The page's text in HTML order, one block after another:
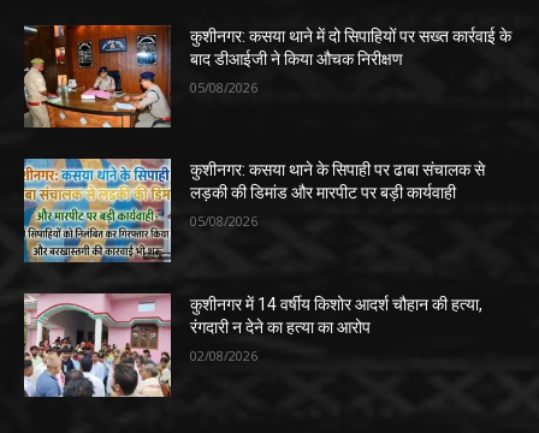
कुशीनगर: कसया थाने में दो सिपाहियों पर सख्त कार्रवाई के
बाद डीआईजी ने किया औचक निरीक्षण
05/08/2026
कुशीनगर: कसया थाने के सिपाही पर ढाबा संचालक से
लड़की की डिमांड और मारपीट पर बड़ी कार्यवाही
05/08/2026
कुशीनगर में 14 वर्षीय किशोर आदर्श चौहान की हत्या,
रंगदारी न देने का हत्या का आरोप
02/08/2026